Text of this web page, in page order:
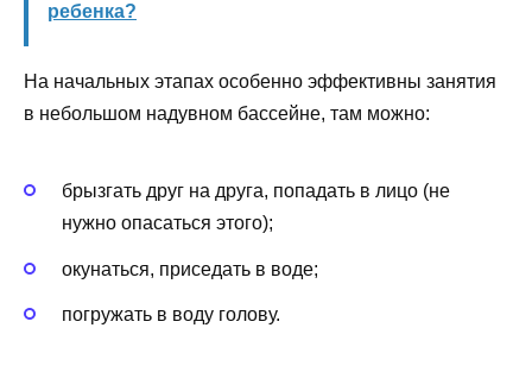
ребенка?
На начальных этапах особенно эффективны занятия
в небольшом надувном бассейне, там можно:
брызгать друг на друга, попадать в лицо (не
нужно опасаться этого);
окунаться, приседать в воде;
погружать в воду голову.